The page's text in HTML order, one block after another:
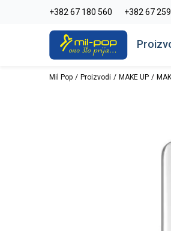
+382 67 180 560 +382 67
La Plage peškiri do -30% Pogledaj više
Mil Pop Proizvodi MAKE UP